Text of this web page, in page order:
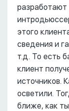
этого
сведения и
т.д. То есть
клиент
источников.
осветили.
ближе, как